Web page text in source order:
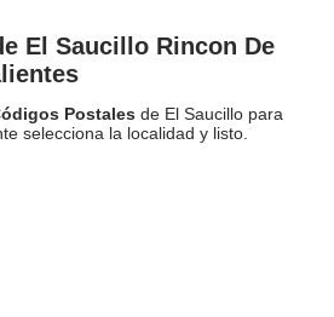
El Saucillo Rincon De
Postales de El Saucillo para
selecciona la localidad y listo.